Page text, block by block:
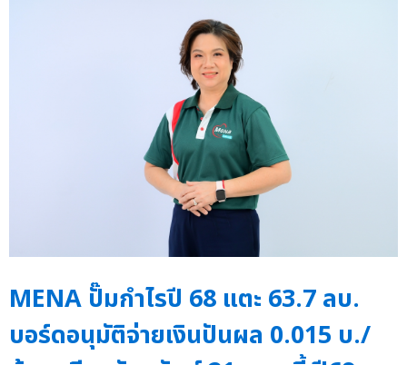
MENA ปั๊มกำไรปี 68 แตะ 63.7 ลบ.
บอร์ดอนุมัติจ่ายเงินปันผล 0.015 บ./